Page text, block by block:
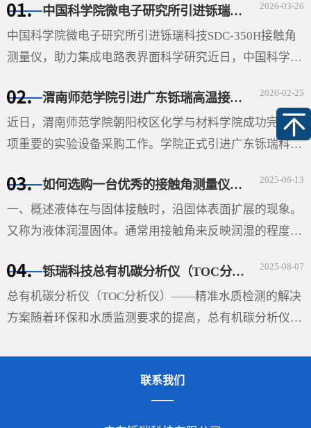
技有限公司···
2026-03-26
中国科学院微电子研究所引进铄瑞科技SDC-350H接触角测量仪，助力集成电路表界面科学研究
中国科学院微电子研究所引进铄瑞科技SDC-350H接触角
测量仪，助力集成电路表界面科学研究近日，中国科学院
技有限公司（以下简称“铄瑞科技”）自动倾斜接触角测···
2026-02-25
渭南师范学院引进广东铄瑞高温接触角测量仪，助力材料表面科学研究
近日，渭南师范学院朝阳校区化学与材料学院成功完成一
项重要的实验设备采购工作。学院正式引进广东铄瑞科技
350SE），并根据高温科研需求特别定制了高温平台。该
设备的···
2025-06-13
如何选购一台优秀的接触角测量仪-铄瑞科技教您选型
一、概述液体在与固体接触时，沿固体表面扩展的现象。
又称为液体润湿固体。通常用接触角来反映润湿的程度。
的切线（如图），两切线通过液体内部所成的夹角θ即称
···
2025-08-07
铄瑞科技总有机碳分析仪（TOC分析仪）——精准水质检测的解决方案
总有机碳分析仪（TOC分析仪）——精准水质检测的解决
方案随着环保和水质监测要求的提高，总有机碳分析仪
保、制药、食品和水处理领域，具有重要的应用价值。
联系我们